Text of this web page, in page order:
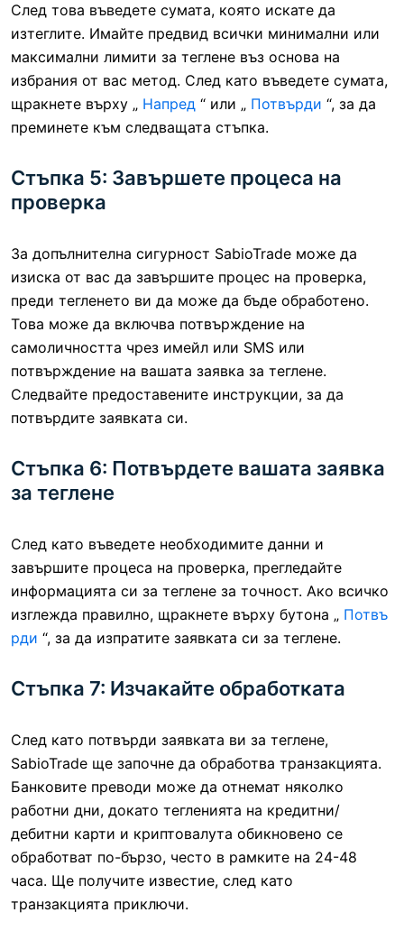
След това въведете сумата, която искате да
изтеглите. Имайте предвид всички минимални или
максимални лимити за теглене въз основа на
избрания от вас метод. След като въведете сумата,
щракнете върху „ Напред “ или „ Потвърди “, за да
преминете към следващата стъпка.
Стъпка 5: Завършете процеса на
проверка
За допълнителна сигурност SabioTrade може да
изиска от вас да завършите процес на проверка,
преди тегленето ви да може да бъде обработено.
Това може да включва потвърждение на
самоличността чрез имейл или SMS или
потвърждение на вашата заявка за теглене.
Следвайте предоставените инструкции, за да
потвърдите заявката си.
Стъпка 6: Потвърдете вашата заявка
за теглене
След като въведете необходимите данни и
завършите процеса на проверка, прегледайте
информацията си за теглене за точност. Ако всичко
изглежда правилно, щракнете върху бутона „ Потвъ
рди “, за да изпратите заявката си за теглене.
Стъпка 7: Изчакайте обработката
След като потвърди заявката ви за теглене,
SabioTrade ще започне да обработва транзакцията.
Банковите преводи може да отнемат няколко
работни дни, докато тегленията на кредитни/
дебитни карти и криптовалута обикновено се
обработват по-бързо, често в рамките на 24-48
часа. Ще получите известие, след като
транзакцията приключи.